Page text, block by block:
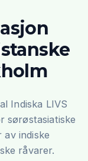
Indiska LIVS
sørøstasiatiske
indiske
råvarer.